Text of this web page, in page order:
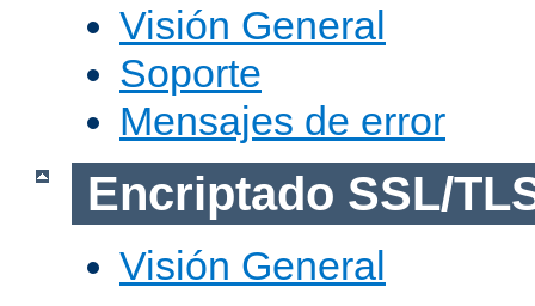
Visión General
Soporte
Mensajes de error
Encriptado SSL/
Visión General